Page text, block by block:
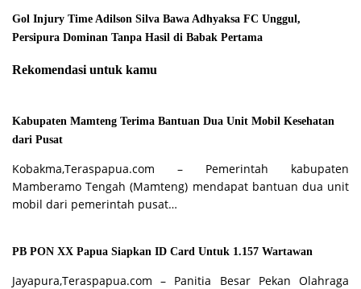
Gol Injury Time Adilson Silva Bawa Adhyaksa FC Unggul,
Persipura Dominan Tanpa Hasil di Babak Pertama
Rekomendasi untuk kamu
Kabupaten Mamteng Terima Bantuan Dua Unit Mobil Kesehatan
dari Pusat
Kobakma,Teraspapua.com – Pemerintah kabupaten
Mamberamo Tengah (Mamteng) mendapat bantuan dua unit
mobil dari pemerintah pusat…
PB PON XX Papua Siapkan ID Card Untuk 1.157 Wartawan
Jayapura,Teraspapua.com – Panitia Besar Pekan Olahraga